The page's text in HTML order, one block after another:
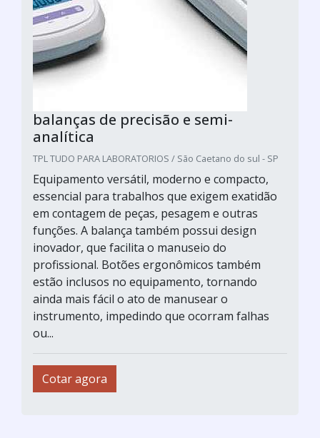
balanças de precisão e semi-
analítica
TPL TUDO PARA LABORATORIOS / São Caetano do sul - SP
Equipamento versátil, moderno e compacto,
essencial para trabalhos que exigem exatidão
em contagem de peças, pesagem e outras
funções. A balança também possui design
inovador, que facilita o manuseio do
profissional. Botões ergonômicos também
estão inclusos no equipamento, tornando
ainda mais fácil o ato de manusear o
instrumento, impedindo que ocorram falhas
ou...
Cotar agora